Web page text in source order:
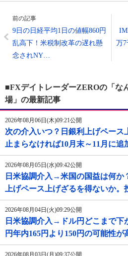
前の記事
9日の日経平均1日の値幅860円
乱高下！米税制改革の遅れ懸
念されNY…
万7
■FXデイトレーダーZEROの「な
場」の最新記事
2026年08月06日(木)09:21公開
次の介入いつ？日銀利上げペース
止まらなければ10月末～11月に追
2026年08月05日(水)09:42公開
日米協調介入→米国の国益は何か
上げペース上げざるを得ないか。
2026年08月04日(火)09:29公開
日米協調介入→ドル円どこまで下
円年内165円より150円の可能性が
2026年08月03日(月)09:37公開